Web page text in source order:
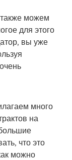
можем
для этого
вы уже
много
на
что это
можно